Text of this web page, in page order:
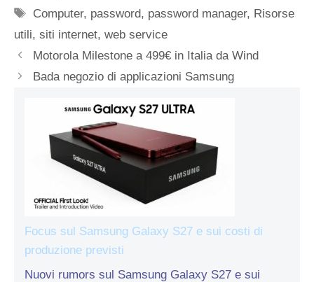
Tag
Computer, password, password manager, Risorse
utili, siti internet, web service
Motorola Milestone a 499€ in Italia da Wind
Bada negozio di applicazioni Samsung
Focus sul Samsung Galaxy S27 e sui costi di
produzione previsti
Nuovi rumors sul Samsung Galaxy S27 e sui